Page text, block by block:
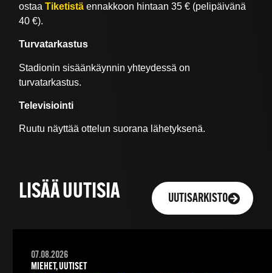
ostaaTiketistä ennakkoon hintaan 35 € (pelipäivänä
40 €).
Turvatarkastus
Stadionin sisäänkäynnin yhteydessä on
turvatarkastus.
Televisiointi
Ruutu näyttää ottelun suorana lähetyksenä.
LISÄÄ UUTISIA UUTISARKISTO
07.08.2026
MIEHET, UUTISET